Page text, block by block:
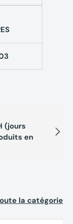
(jours
en
la catégorie